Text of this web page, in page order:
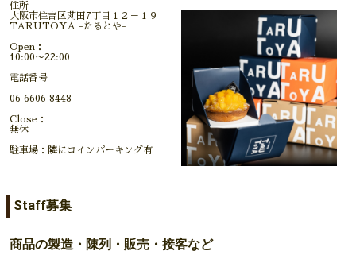
住所
大阪市住吉区苅田7丁目１２－１９
TARUTOYA -たるとや-
Open：
10:00〜22:00
電話番号
06 6606 8448
Close：
無休
駐車場：隣にコインパーキング有
Staff募集
商品の製造・陳列・販売・接客など